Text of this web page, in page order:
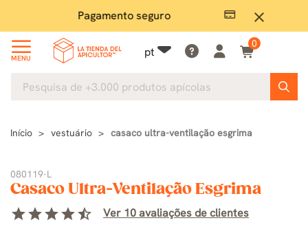
close
Pagamento seguro
MENU pt
0
Início vestuário casaco ultra-ventilação esgrima
080119-L
Casaco Ultra-Ventilação Esgrima
starstarstarstarstar_half Ver 10 avaliações de clientes